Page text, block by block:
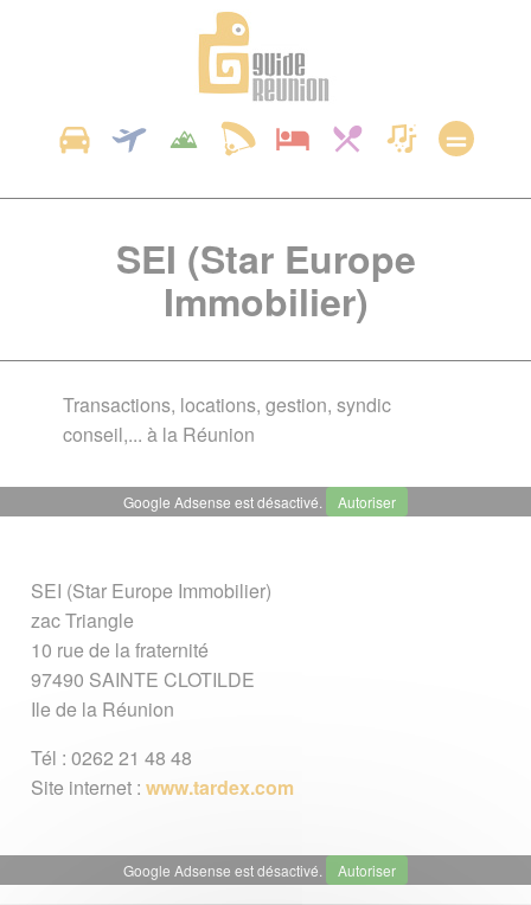
SEI (Star Europe
Immobilier)
Transactions, locations, gestion, syndic
conseil,... à la Réunion
Google Adsense est désactivé. Autoriser
SEI (Star Europe Immobilier)
zac Triangle
10 rue de la fraternité
97490 SAINTE CLOTILDE
Ile de la Réunion
Tél : 0262 21 48 48
Site internet : www.tardex.com
Google Adsense est désactivé. Autoriser
Panneau de gestion des cookies